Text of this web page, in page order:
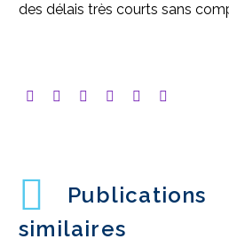
des délais très courts sans
Publications
similaires